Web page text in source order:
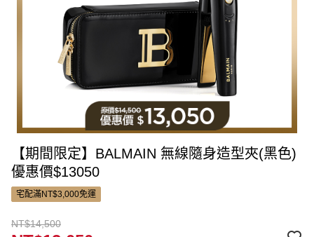
【期間限定】BALMAIN 無線隨身造型夾(黑色)
優惠價$13050
宅配滿NT$3,000免運
NT$14,500